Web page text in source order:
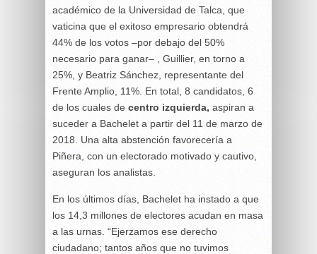
académico de la Universidad de Talca, que
vaticina que el exitoso empresario obtendrá
44% de los votos –por debajo del 50%
necesario para ganar– , Guillier, en torno a
25%, y Beatriz Sánchez, representante del
Frente Amplio, 11%. En total, 8 candidatos, 6
de los cuales de centro izquierda, aspiran a
suceder a Bachelet a partir del 11 de marzo de
2018. Una alta abstención favorecería a
Piñera, con un electorado motivado y cautivo,
aseguran los analistas.
En los últimos días, Bachelet ha instado a que
los 14,3 millones de electores acudan en masa
a las urnas. “Ejerzamos ese derecho
ciudadano; tantos años que no tuvimos